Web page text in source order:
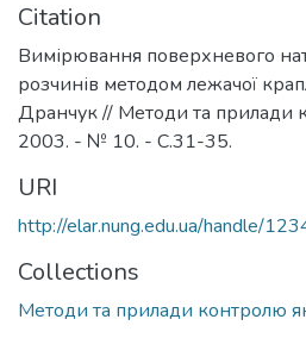
Citation
Вимірювання поверхневого
розчинів методом лежачої
Дранчук // Методи та прилади
2003. - № 10. - С.31-35.
URI
http://elar.nung.edu.ua/handle/
Collections
Методи та прилади контролю